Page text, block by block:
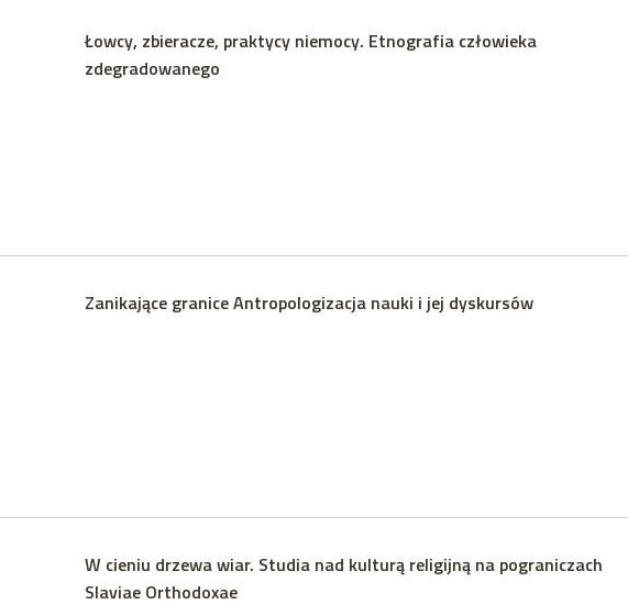
Łowcy, zbieracze, praktycy niemocy. Etnografia człowieka
zdegradowanego
Zanikające granice Antropologizacja nauki i jej dyskursów
W cieniu drzewa wiar. Studia nad kulturą religijną na pograniczach
Slaviae Orthodoxae